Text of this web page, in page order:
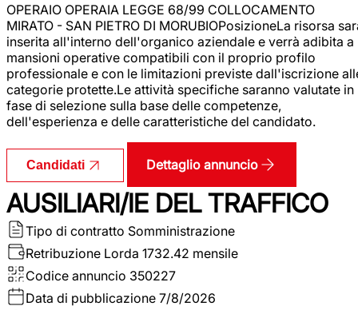
OPERAIO OPERAIA LEGGE 68/99 COLLOCAMENTO
MIRATO - SAN PIETRO DI MORUBIOPosizioneLa risorsa
inserita all'interno dell'organico aziendale e verrà adibita a
mansioni operative compatibili con il proprio profilo
professionale e con le limitazioni previste dall'iscrizione
categorie protette.Le attività specifiche saranno valutate in
fase di selezione sulla base delle competenze,
dell'esperienza e delle caratteristiche del candidato.
Candidati Dettaglio annuncio
AUSILIARI/IE DEL TRAFFICO
Tipo di contratto Somministrazione
Retribuzione Lorda 1732.42 mensile
Codice annuncio 350227
Data di pubblicazione 7/8/2026